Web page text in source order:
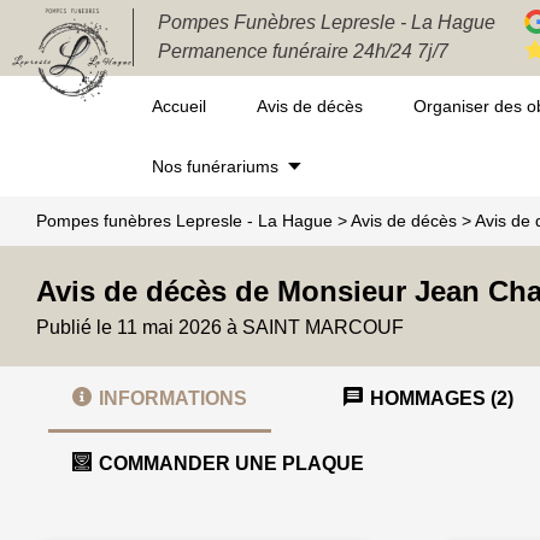
Pompes Funèbres Lepresle - La Hague
Permanence funéraire 24h/24 7j/7
Accueil Avis de décès Organiser des
Nos funérariums
Pompes funèbres Lepresle - La Hague >Avis de décès >Avis de
Avis de décès de Monsieur Jean
Publié le 11 mai 2026 à SAINT MARCOUF
INFORMATIONS HOMMAGES (2)
COMMANDER UNE PLAQUE